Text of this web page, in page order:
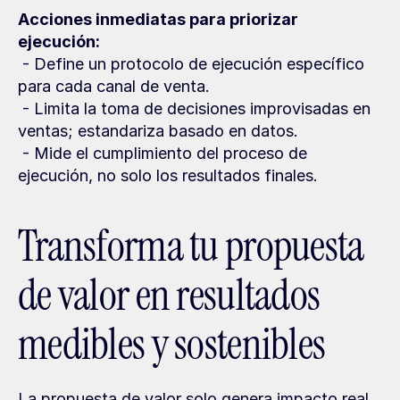
Acciones inmediatas para priorizar
ejecución:
para cada canal de venta.
ventas; estandariza basado en datos.
ejecución, no solo los resultados finales.
Transforma tu propuesta
de valor en resultados
medibles y sostenibles